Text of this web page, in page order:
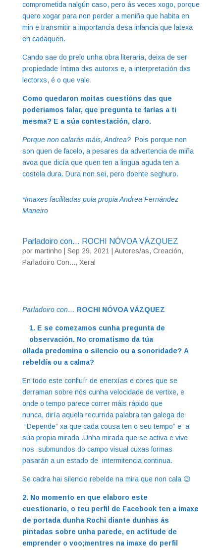
comprometida nalgún caso, pero ás veces xogo, porque
quero xogar para non perder a meniña que habita en
min e transmitir a importancia desa infancia que latexa
en cadaquen.
Cando sae do prelo unha obra literaria, deixa de ser
propiedade íntima dxs autorxs e, a interpretación dxs
lectorxs, é o que vale.
Como quedaron moitas cuestións das que
poderiamos falar, que pregunta te farías a ti
mesma? E a súa contestación, claro.
Porque non calarás máis, Andrea?Pois porque non
son quen de facelo, a pesares da advertencia de miña
avoa que dicía que quen ten a lingua aguda ten a
costela dura. Dura non sei, pero doente seghuro.
*Imaxes facilitadas pola propia Andrea Fernández
Maneiro
Parladoiro con… ROCHI NÓVOA VÁZQUEZ
por martinho Sep 29, 2021 Autores/as, Creación,
Parladoiro Con..., Xeral
Parladoiro con… ROCHI NÓVOA VÁZQUEZ
1. E se comezamos cunha pregunta de
observación. No cromatismo da túa
ollada predomina o silencio ou a sonoridade? A
rebeldía ou a calma?
En todo este confluír de enerxías e cores que se
derraman sobre nós cunha velocidade de vertixe, e
onde o tempo parece correr máis rápido que
nunca, diría aquela recurrida palabra tan galega de
“Depende” xa que cada cousa ten o seu tempo” e a
súa propia mirada .Unha mirada que se activa e vive
nos submundos do campo visual cuxas formas
pasarán a un estado de intermitencia continua.
Se cadra hai silencio rebelde na mira que non cala 😉
2. No momento en que elaboro este
cuestionario, o teu perfil de Facebook ten a imaxe
de portada dunha Rochi diante dunhas ás
pintadas sobre unha parede, en actitude de
emprender o voo;mentres na imaxe do perfil